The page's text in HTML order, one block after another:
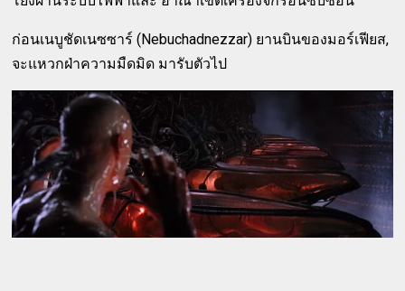
ก่อนเนบูชัดเนซซาร์ (Nebuchadnezzar) ยานบินของมอร์เฟียส,
จะแหวกฝ่าความมืดมิด มารับตัวไป